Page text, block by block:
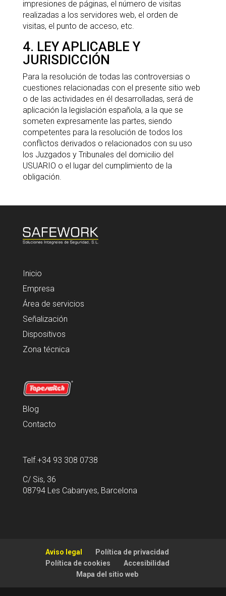
impresiones de páginas, el número de visitas
realizadas a los servidores web, el orden de
visitas, el punto de acceso, etc.
4. LEY APLICABLE Y
JURISDICCIÓN
Para la resolución de todas las controversias o
cuestiones relacionadas con el presente sitio web
o de las actividades en él desarrolladas, será de
aplicación la legislación española, a la que se
someten expresamente las partes, siendo
competentes para la resolución de todos los
conflictos derivados o relacionados con su uso
los Juzgados y Tribunales del domicilio del
USUARIO o el lugar del cumplimiento de la
obligación.
Inicio
Empresa
Área de servicios
Señalización
Dispositivos
Zona técnica
Blog
Contacto
Telf.+34 93 308 0738
C/ Sis, 36
08794 Les Cabanyes, Barcelona
Aviso legal
Política de privacidad
Política de cookies
Accesibilidad
Mapa del sitio web